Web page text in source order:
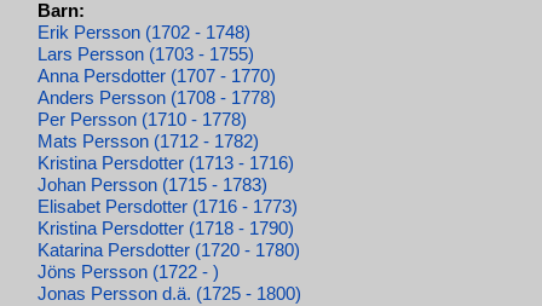
Barn:
Erik Persson (1702 - 1748)
Lars Persson (1703 - 1755)
Anna Persdotter (1707 - 1770)
Anders Persson (1708 - 1778)
Per Persson (1710 - 1778)
Mats Persson (1712 - 1782)
Kristina Persdotter (1713 - 1716)
Johan Persson (1715 - 1783)
Elisabet Persdotter (1716 - 1773)
Kristina Persdotter (1718 - 1790)
Katarina Persdotter (1720 - 1780)
Jöns Persson (1722 - )
Jonas Persson d.ä. (1725 - 1800)